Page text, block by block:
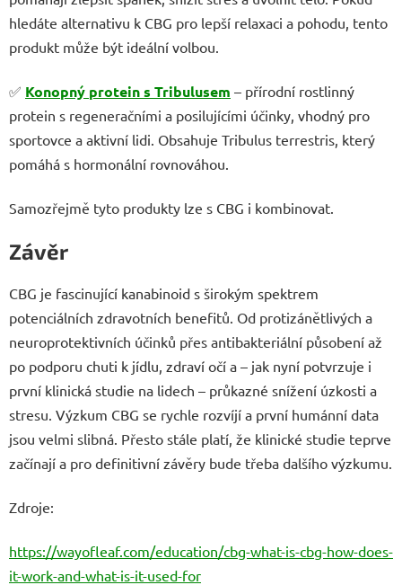
hledáte alternativu k CBG pro lepší relaxaci a pohodu, tento
produkt může být ideální volbou.
✅ Konopný protein s Tribulusem – přírodní rostlinný
protein s regeneračními a posilujícími účinky, vhodný pro
sportovce a aktivní lidi. Obsahuje Tribulus terrestris, který
pomáhá s hormonální rovnováhou.
Samozřejmě tyto produkty lze s CBG i kombinovat.
Závěr
CBG je fascinující kanabinoid s širokým spektrem
potenciálních zdravotních benefitů. Od protizánětlivých a
neuroprotektivních účinků přes antibakteriální působení až
po podporu chuti k jídlu, zdraví očí a – jak nyní potvrzuje i
první klinická studie na lidech – průkazné snížení úzkosti a
stresu. Výzkum CBG se rychle rozvíjí a první humánní data
jsou velmi slibná. Přesto stále platí, že klinické studie teprve
začínají a pro definitivní závěry bude třeba dalšího výzkumu.
Zdroje:
https://wayofleaf.com/education/cbg-what-is-cbg-how-does-
it-work-and-what-is-it-used-for